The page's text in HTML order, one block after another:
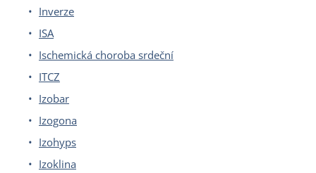
Inverze
ISA
Ischemická choroba srdeční
ITCZ
Izobar
Izogona
Izohyps
Izoklina